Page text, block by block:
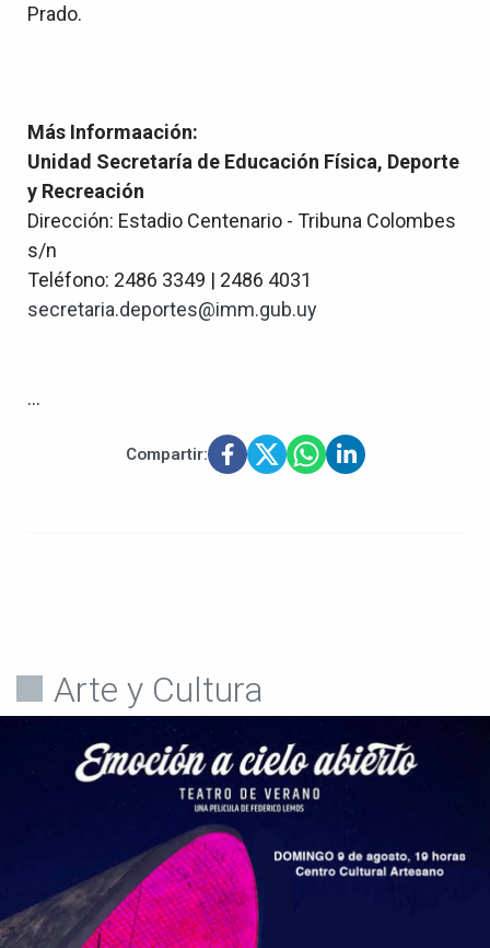
Prado.
Más Informaación:
Unidad Secretaría de Educación Física, Deporte
y Recreación
Dirección: Estadio Centenario - Tribuna Colombes
s/n
Teléfono: 2486 3349 | 2486 4031
secretaria.deportes@imm.gub.uy
...
Compartir:
Arte y Cultura